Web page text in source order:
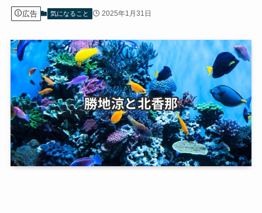
広告 気になること 2025年1月31日